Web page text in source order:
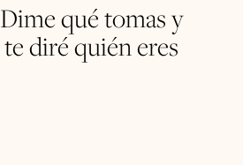
Dime qué tomas y
te diré quién eres